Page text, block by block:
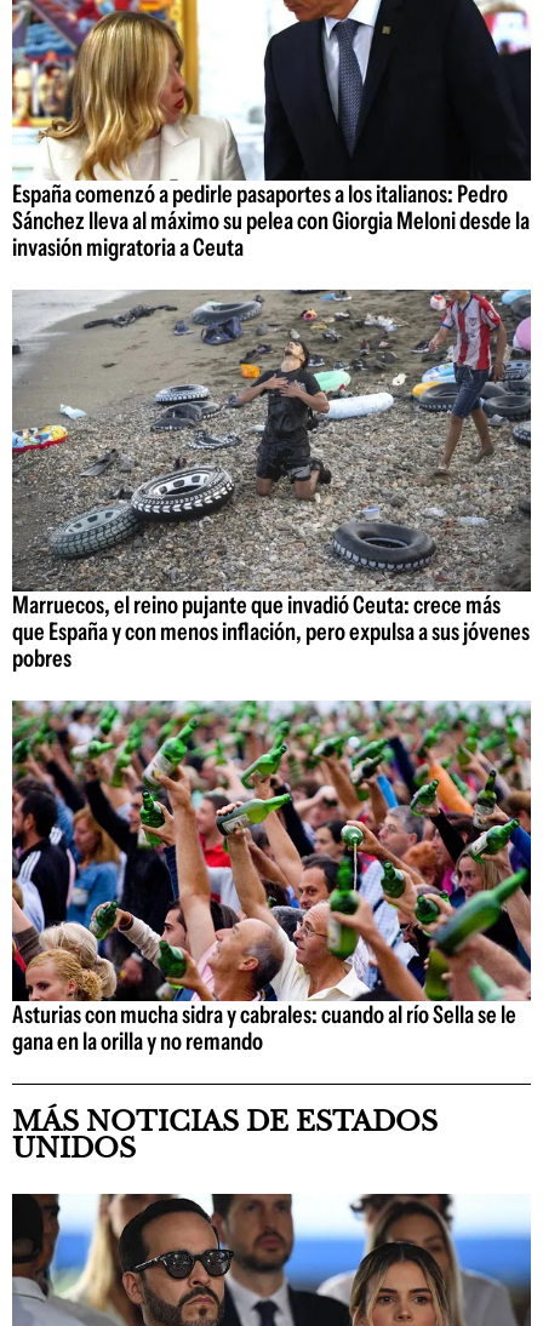
España comenzó a pedirle pasaportes a los italianos: Pedro
Sánchez lleva al máximo su pelea con Giorgia Meloni desde la
invasión migratoria a Ceuta
Marruecos, el reino pujante que invadió Ceuta: crece más
que España y con menos inflación, pero expulsa a sus jóvenes
pobres
Asturias con mucha sidra y cabrales: cuando al río Sella se le
gana en la orilla y no remando
MÁS NOTICIAS DE ESTADOS
UNIDOS